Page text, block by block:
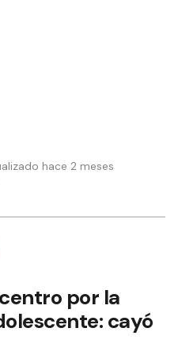
hace 2 meses
por la
cayó